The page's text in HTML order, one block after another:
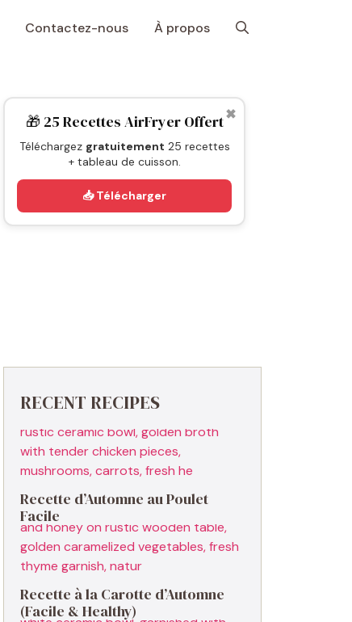
Contactez-nous À propos
✖
🎁 25 Recettes AirFryer Offert
Téléchargez gratuitement 25 recettes
+ tableau de cuisson.
📥 Télécharger
RECENT RECIPES
Recette d’Automne au Poulet
Facile
Recette à la Carotte d’Automne
(Facile & Healthy)